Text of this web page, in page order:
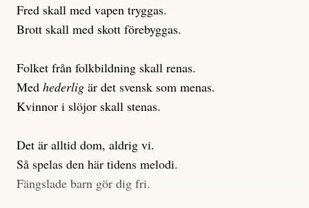
Fred skall med vapen tryggas.
Brott skall med skott förebyggas.
Folket från folkbildning skall renas.
Med hederlig är det svensk som menas.
Kvinnor i slöjor skall stenas.
Det är alltid dom, aldrig vi.
Så spelas den här tidens melodi.
Fängslade barn gör dig fri.